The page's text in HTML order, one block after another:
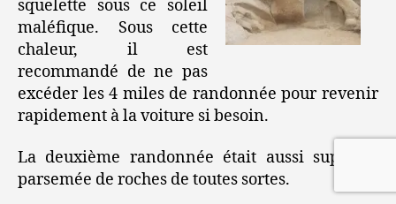
squelette sous ce soleil
maléfique. Sous cette
chaleur, il est
recommandé de ne pas
excéder les 4 miles de randonnée pour revenir
rapidement à la voiture si besoin.
La deuxième randonnée était aussi superbe,
parsemée de roches de toutes sortes.